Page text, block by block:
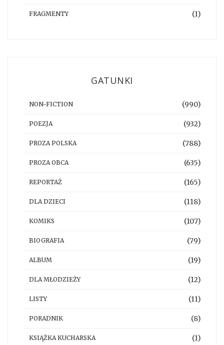
FRAGMENTY (1)
GATUNKI
NON-FICTION (990)
POEZJA (932)
PROZA POLSKA (788)
PROZA OBCA (635)
REPORTAŻ (165)
DLA DZIECI (118)
KOMIKS (107)
BIOGRAFIA (79)
ALBUM (19)
DLA MŁODZIEŻY (12)
LISTY (11)
PORADNIK (8)
KSIĄŻKA KUCHARSKA (1)